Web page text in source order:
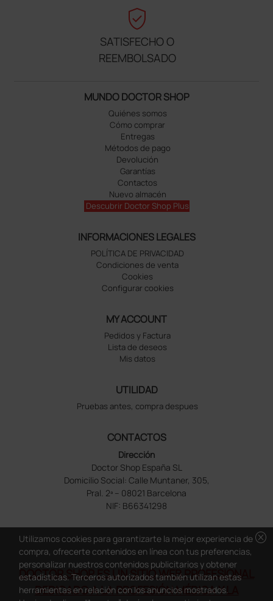
verified_user
SATISFECHO O
REEMBOLSADO
MUNDO DOCTOR SHOP
Quiénes somos
Cómo comprar
Entregas
Métodos de pago
Devolución
Garantías
Contactos
Nuevo almacén
Descubrir Doctor Shop Plus
INFORMACIONES LEGALES
POLÍTICA DE PRIVACIDAD
Condiciones de venta
Cookies
Configurar cookies
MY ACCOUNT
Pedidos y Factura
Lista de deseos
Mis datos
UTILIDAD
Pruebas antes, compra despues
CONTACTOS
Dirección
Doctor Shop España SL
Domicilio Social: Calle Muntaner, 305,
Pral. 2ª – 08021 Barcelona
NIF: B66341298
DOCTOR SHOP ES UN SITIO WEB PROFESIONAL
DEDICADO A LA PROFESIÓN MÉDICA Y LA
cancel
Utilizamos cookies para garantizarte la mejor experiencia de
compra, ofrecerte contenidos en línea con tus preferencias,
personalizar nuestros contenidos publicitarios y obtener
estadísticas. Terceros autorizados también utilizan estas
herramientas en relación con los anuncios mostrados.